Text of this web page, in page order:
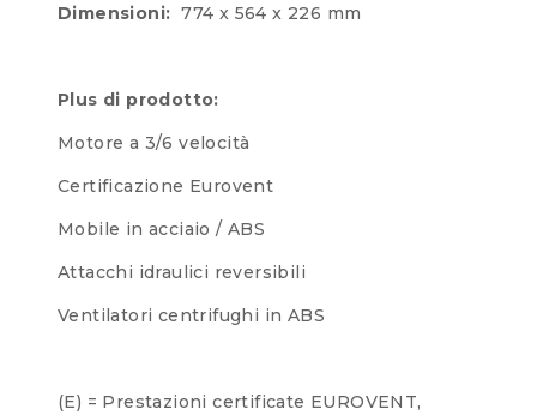
Dimensioni: 774 x 564 x 226 mm
Plus di prodotto:
Motore a 3/6 velocità
Certificazione Eurovent
Mobile in acciaio / ABS
Attacchi idraulici reversibili
Ventilatori centrifughi in ABS
(E) = Prestazioni certificate EUROVENT,